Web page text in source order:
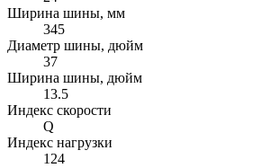
Ширина шины, мм
345
Диаметр шины, дюйм
37
Ширина шины, дюйм
13.5
Индекс скорости
Q
Индекс нагрузки
124